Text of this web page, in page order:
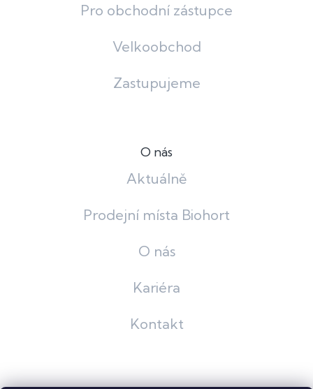
Pro obchodní zástupce
Velkoobchod
Zastupujeme
O nás
Aktuálně
Prodejní místa Biohort
O nás
Kariéra
Kontakt